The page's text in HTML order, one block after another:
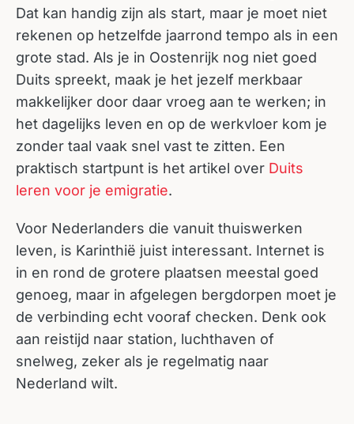
Dat kan handig zijn als start, maar je moet niet
rekenen op hetzelfde jaarrond tempo als in een
grote stad. Als je in Oostenrijk nog niet goed
Duits spreekt, maak je het jezelf merkbaar
makkelijker door daar vroeg aan te werken; in
het dagelijks leven en op de werkvloer kom je
zonder taal vaak snel vast te zitten. Een
praktisch startpunt is het artikel over Duits
leren voor je emigratie.
Voor Nederlanders die vanuit thuiswerken
leven, is Karinthië juist interessant. Internet is
in en rond de grotere plaatsen meestal goed
genoeg, maar in afgelegen bergdorpen moet je
de verbinding echt vooraf checken. Denk ook
aan reistijd naar station, luchthaven of
snelweg, zeker als je regelmatig naar
Nederland wilt.